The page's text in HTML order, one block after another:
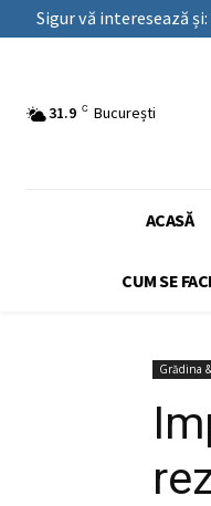
Sigur vă interesează și:
31.9 C București
ACASĂ
CUM SE
Grădina